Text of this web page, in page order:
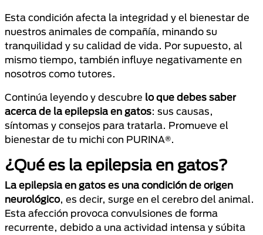
Esta condición afecta la integridad y el bienestar de
nuestros animales de compañía, minando su
tranquilidad y su calidad de vida. Por supuesto, al
mismo tiempo, también influye negativamente en
nosotros como tutores.
Continúa leyendo y descubre lo que debes saber
acerca de la epilepsia en gatos: sus causas,
síntomas y consejos para tratarla. Promueve el
bienestar de tu michi con PURINA®.
¿Qué es la epilepsia en gatos?
La epilepsia en gatos es una condición de origen
neurológico, es decir, surge en el cerebro del animal.
Esta afección provoca convulsiones de forma
recurrente, debido a una actividad intensa y súbita